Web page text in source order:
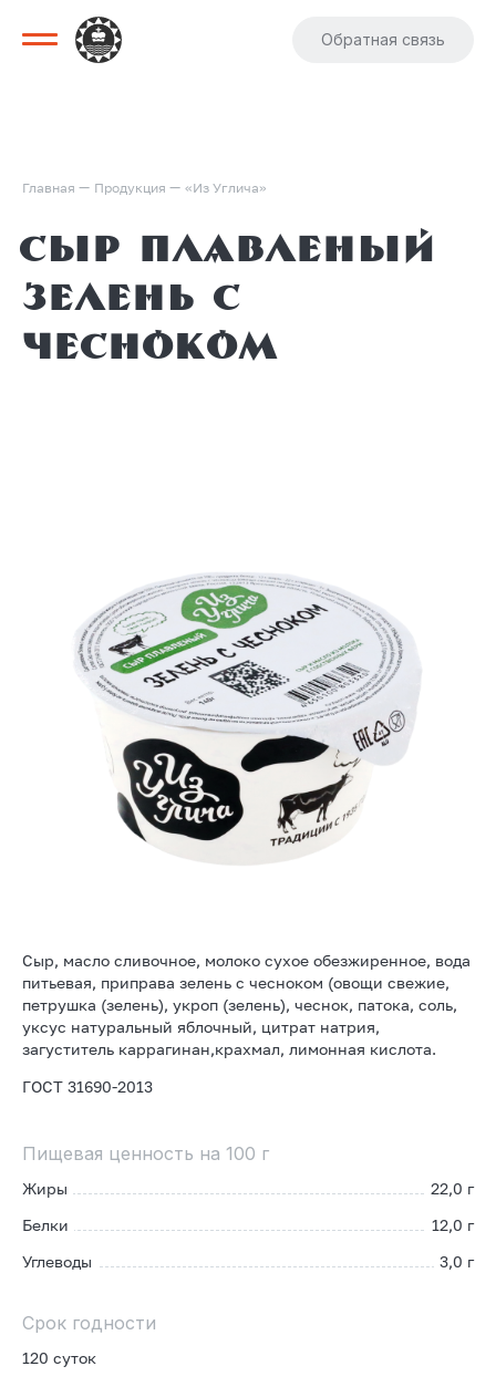
Обратная связь
Главная — Продукция — «Из Углича»
Сыр плавленый
зелень с
чесноком
Сыр, масло сливочное, молоко сухое обезжиренное, вода
питьевая, приправа зелень с чесноком (овощи свежие,
петрушка (зелень), укроп (зелень), чеснок, патока, соль,
уксус натуральный яблочный, цитрат натрия,
загуститель каррагинан,крахмал, лимонная кислота.
ГОСТ 31690-2013
Пищевая ценность на 100 г
Жиры
22,0 г
Белки
12,0 г
Углеводы
3,0 г
Срок годности
120 суток